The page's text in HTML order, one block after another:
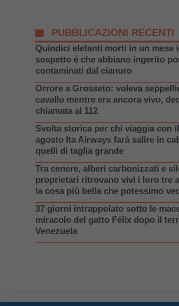
PUBBLICAZIONI RECENTI
Quindici elefanti morti in un mese
sospetto è che abbiano ingerito
contaminati dal cianuro
Orrore a Grosseto: voleva
cavallo mentre era ancora vivo,
chiamata al 112
Svolta storica per chi viaggia con
agosto Ita Airways farà salire in
quelli di taglia grande
Tra cenere, alberi carbonizzati e
proprietari ritrovano vivi i loro tre
la cosa più bella che potessimo
37 giorni intrappolato sotto le
miracolo del gatto Félix dopo il
Venezuela